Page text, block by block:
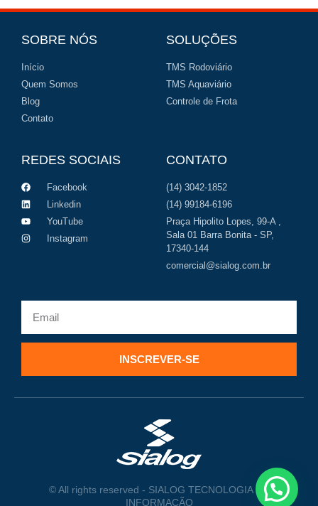
SOBRE NÓS
Início
Quem Somos
Blog
Contato
SOLUÇÕES
TMS Rodoviário
TMS Aquaviário
Controle de Frota
REDES SOCIAIS
Facebook
Linkedin
YouTube
Instagram
CONTATO
(14) 3042-1852
(14) 99184-6196
Praça Hipolito Lopes, 99-A ,
Sala 01 Barra Bonita - SP,
17340-144
comercial@sialog.com.br
INSCREVER-SE
© All rights reserved - SIALOG TECNOLOGIA DA
INFORMAÇÃO